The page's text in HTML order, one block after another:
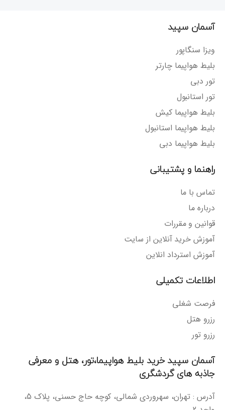
آسمان سپید
ویزا سنگاپور
بلیط هواپیما چارتر
تور دبی
تور استانبول
بلیط هواپیما کیش
بلیط هواپیما استانبول
بلیط هواپیما دبی
راهنما و پشتیبانی
تماس با ما
درباره ما
قوانین و مقررات
آموزش خرید آنلاین از سایت
آموزش استرداد انلاین
اطلاعات تکمیلی
فرصت شغلی
رزرو هتل
رزرو تور
آسمان سپید خرید بلیط هواپیما،تور، هتل و معرفی
جاذبه های گردشگری
آدرس : تهران، سهروردی شمالی، کوچه حاج حسنی، پلاک 5،